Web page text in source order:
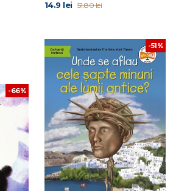
14.9 lei 51.80 lei
-66%
-51%